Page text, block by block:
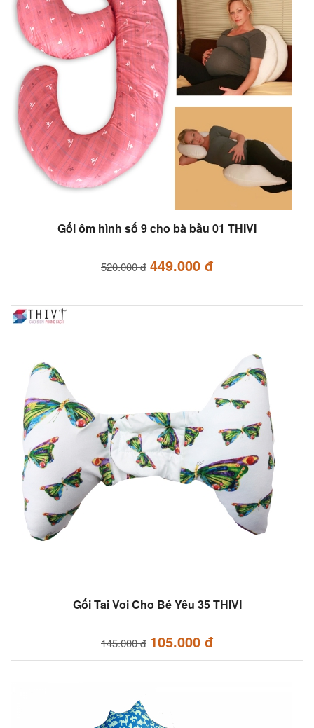
Gối ôm hình số 9 cho bà bầu 01 THIVI
520.000 đ449.000 đ
Gối Tai Voi Cho Bé Yêu 35 THIVI
145.000 đ105.000 đ